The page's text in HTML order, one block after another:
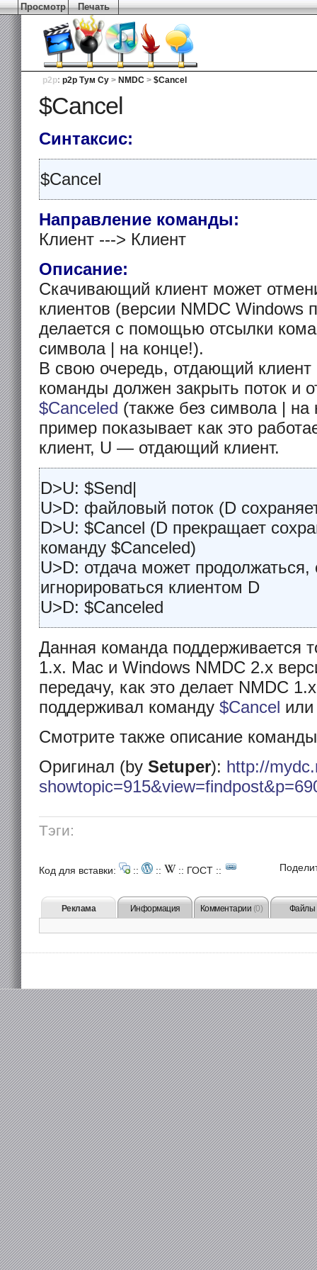
Просмотр Печать
p2p: p2p Тум Су > NMDC > $Cancel
$Cancel
Синтаксис:
$Cancel
Направление команды:
Клиент ---> Клиент
Описание:
Скачивающий клиент может
клиентов (версии NMDC Windows
делается с помощью отсылки
символа | на конце!).
В свою очередь, отдающий клиент
команды должен закрыть поток и
$Canceled (также без символа |
пример показывает как это
клиент, U — отдающий клиент.
D>U: $Send|
U>D: файловый поток (D
D>U: $Cancel (D прекращает
команду $Canceled)
U>D: отдача может продолжаться,
игнорироваться клиентом D
U>D: $Canceled
Данная команда поддерживается
1.x. Mac и Windows NMDC 2.x
передачу, как это делает NMDC
поддерживал команду $Cancel
Смотрите также описание
Оригинал (by Setuper): http://
Тэги:
Код для вставки: :: :: :: ГОСТ ::
Реклама Информация Комментарии (0) Файлы